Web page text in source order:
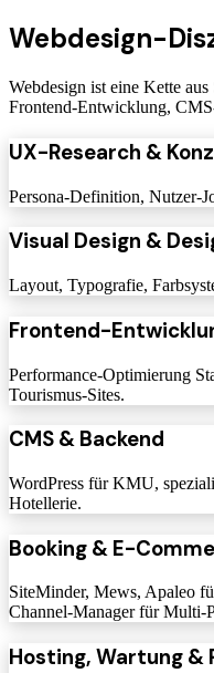
Webdesign-
Webdesign ist eine Kette
Frontend-Entwicklung,
UX-Research &
Persona-Definition, Nutzer-
Visual Design &
Layout, Typografie,
Frontend-
Performance-Optimierung
Tourismus-Sites.
CMS & Backend
WordPress für KMU,
Hotellerie.
Booking & E-
SiteMinder, Mews, Apaleo
Channel-Manager für Multi-
Hosting, Wartung &